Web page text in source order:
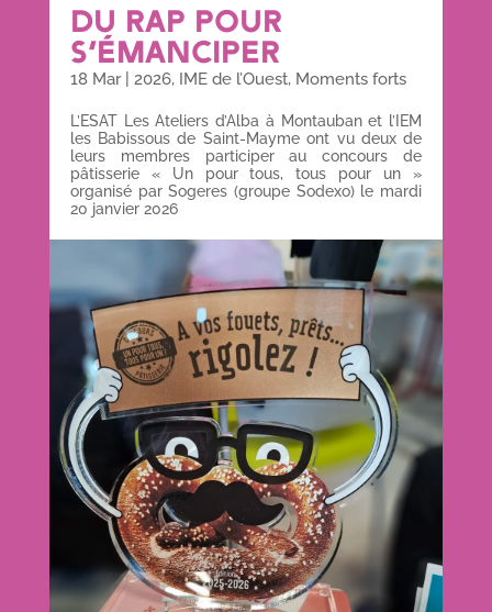
DU RAP POUR
S’ÉMANCIPER
18 Mar| 2026, IME de l’Ouest, Moments forts
L’ESAT Les Ateliers d’Alba à Montauban et l’IEM
les Babissous de Saint-Mayme ont vu deux de
leurs membres participer au concours de
pâtisserie « Un pour tous, tous pour un »
organisé par Sogeres (groupe Sodexo) le mardi
20 janvier 2026